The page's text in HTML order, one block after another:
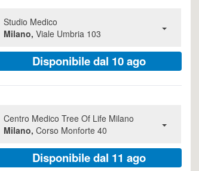
Studio Medico
Milano, Viale Umbria 103
Disponibile dal 10 ago
Centro Medico Tree Of Life Milano
Milano, Corso Monforte 40
Disponibile dal 11 ago